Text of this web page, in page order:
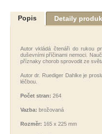
Popis Detaily
Autor vkládá čtenáři do rukou
duševními příčinami nemoci.
příznaky chorob sprovodit ze
Autor dr. Ruediger Dahlke je
léčbou.
Počet stran: 264
Vazba: brožovaná
Rozměr: 165 x 225 mm